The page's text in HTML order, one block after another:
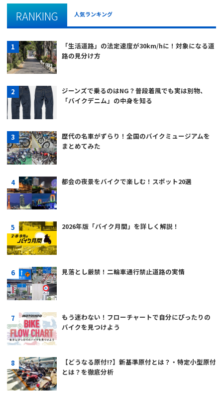
RANKING 人気ランキング
「生活道路」の法定速度が30km/hに！対象になる道
路の見分け方
ジーンズで乗るのはNG？普段着風でも実は別物、
「バイクデニム」の中身を知る
歴代の名車がずらり！全国のバイクミュージアムを
まとめてみた
都会の夜景をバイクで楽しむ！スポット20選
2026年版「バイク月間」を詳しく解説！
見落とし厳禁！二輪車通行禁止道路の実情
もう迷わない！フローチャートで自分にぴったりの
バイクを見つけよう
【どうなる原付!?】新基準原付とは？・特定小型原付
とは？を徹底分析